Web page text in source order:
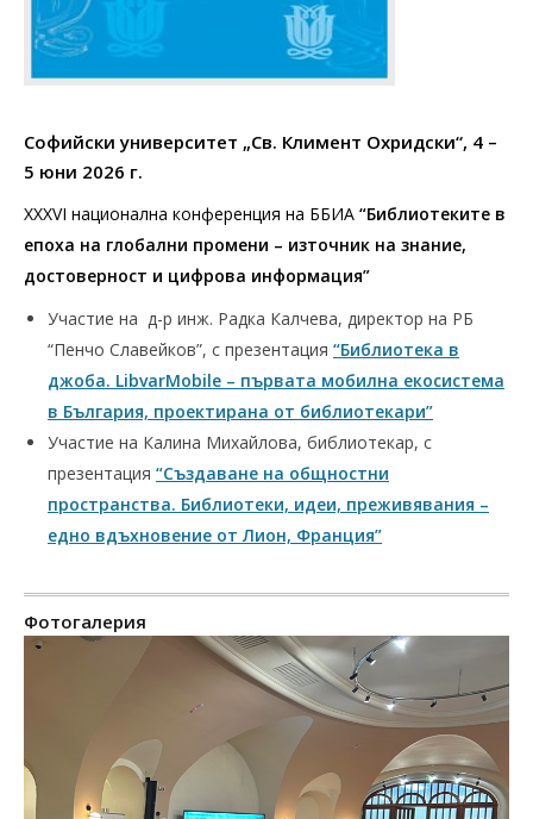
Софийски университет „Св. Климент Охридски“, 4 –
5 юни 2026 г.
XXXVI национална конференция на ББИА “Библиотеките в
епоха на глобални промени – източник на знание,
достоверност и цифрова информация”
Участие на д-р инж. Радка Калчева, директор на РБ
“Пенчо Славейков”, с презентация “Библиотека в
джоба. LibvarMobile – първата мобилна екосистема
в България, проектирана от библиотекари”
Участие на Калина Михайлова, библиотекар, с
презентация “Създаване на общностни
пространства. Библиотеки, идеи, преживявания –
едно вдъхновение от Лион, Франция”
Фотогалерия